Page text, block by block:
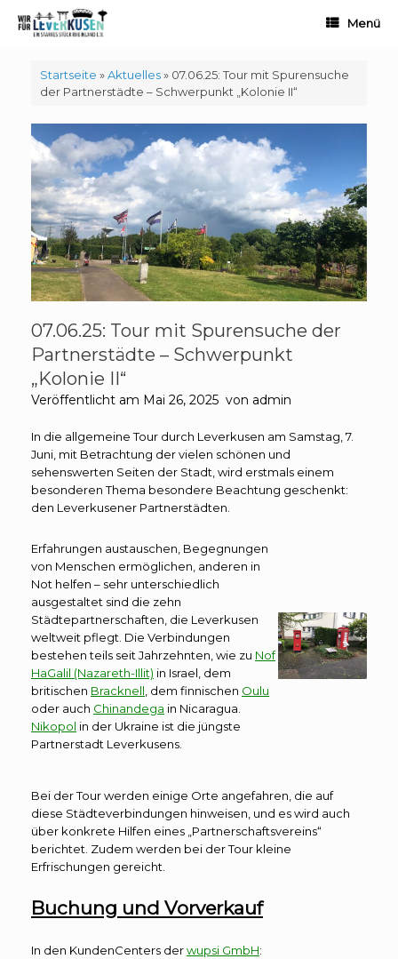
Inhalt
springen
Menü
Startseite »Aktuelles» 07.06.25: Tour mit Spurensuche
der Partnerstädte – Schwerpunkt „Kolonie II“
07.06.25: Tour mit Spurensuche der
Partnerstädte – Schwerpunkt
„Kolonie II“
Veröffentlicht am Mai 26, 2025 von admin
In die allgemeine Tour durch Leverkusen am Samstag, 7.
Juni, mit Betrachtung der vielen schönen und
sehenswerten Seiten der Stadt, wird erstmals einem
besonderen Thema besondere Beachtung geschenkt:
den Leverkusener Partnerstädten.
Erfahrungen austauschen, Begegnungen
von Menschen ermöglichen, anderen in
Not helfen – sehr unterschiedlich
ausgestaltet sind die zehn
Städtepartnerschaften, die Leverkusen
weltweit pflegt. Die Verbindungen
bestehen teils seit Jahrzehnten, wie zu Nof
HaGalil (Nazareth-Illit) in Israel, dem
britischen Bracknell , dem finnischen Oulu
oder auch Chinandega in Nicaragua.
Nikopol in der Ukraine ist die jüngste
Partnerstadt Leverkusens.
Bei der Tour werden einige Orte angefahren, die auf
diese Städteverbindungen hinweisen, und es wird auch
über konkrete Hilfen eines „Partnerschaftsvereins“
berichtet. Zudem werden bei der Tour kleine
Erfrischungen gereicht.
Buchung und Vorverkauf
In den KundenCenters derwupsi GmbH: